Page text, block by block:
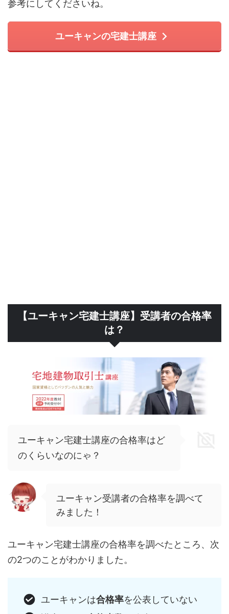
参考にしてくださいね。
ユーキャンの宅建士講座
【ユーキャン宅建士講座】受講者の合格率
は？
ユーキャン宅建士講座の合格率はど
のくらいなのにゃ？
ユーキャン受講者の合格率を調べて
みました！
ユーキャン宅建士講座の合格率を調べたところ、次
の2つのことがわかりました。
ユーキャンは合格率を公表していない